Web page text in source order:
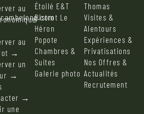
au
au
→
un
→
→
une
Étoilé E&T
Bistrot Le
Héron
Popote
Chambres &
Suites
Galerie photo
Thomas
Visites &
Alentours
Expériences &
Privatisations
Nos Offres &
Actualités
Recrutement